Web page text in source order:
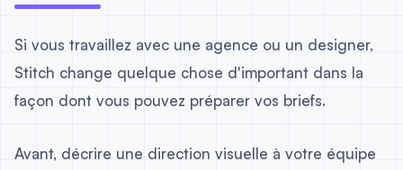
Si vous travaillez avec une agence ou un designer,
Stitch change quelque chose d'important dans la
façon dont vous pouvez préparer vos briefs.
Avant, décrire une direction visuelle à votre équipe